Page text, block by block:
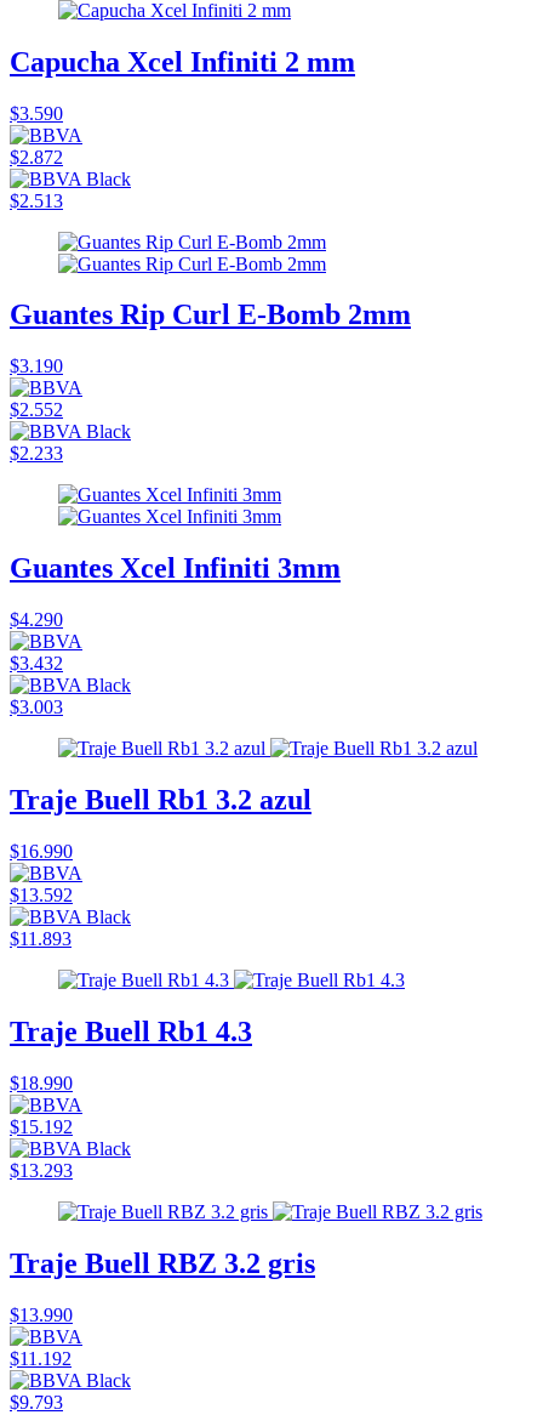
Capucha Xcel Infiniti 2 mm
$3.590
$2.872
$2.513
Guantes Rip Curl E-Bomb 2mm
$3.190
$2.552
$2.233
Guantes Xcel Infiniti 3mm
$4.290
$3.432
$3.003
Traje Buell Rb1 3.2 azul
$16.990
$13.592
$11.893
Traje Buell Rb1 4.3
$18.990
$15.192
$13.293
Traje Buell RBZ 3.2 gris
$13.990
$11.192
$9.793